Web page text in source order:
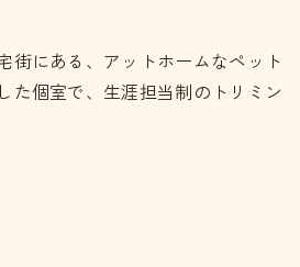
街にある、アットホームなペット
た個室で、生涯担当制のトリミン